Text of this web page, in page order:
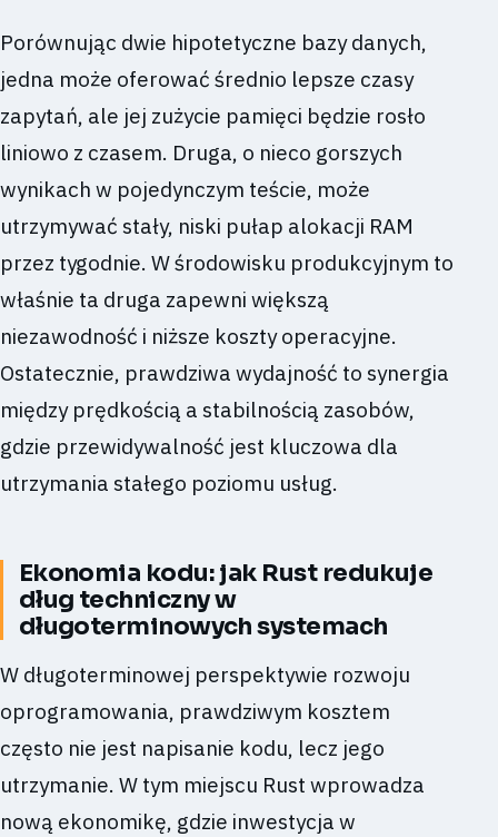
Porównując dwie hipotetyczne bazy danych,
jedna może oferować średnio lepsze czasy
zapytań, ale jej zużycie pamięci będzie rosło
liniowo z czasem. Druga, o nieco gorszych
wynikach w pojedynczym teście, może
utrzymywać stały, niski pułap alokacji RAM
przez tygodnie. W środowisku produkcyjnym to
właśnie ta druga zapewni większą
niezawodność i niższe koszty operacyjne.
Ostatecznie, prawdziwa wydajność to synergia
między prędkością a stabilnością zasobów,
gdzie przewidywalność jest kluczowa dla
utrzymania stałego poziomu usług.
Ekonomia kodu: jak Rust redukuje
dług techniczny w
długoterminowych systemach
W długoterminowej perspektywie rozwoju
oprogramowania, prawdziwym kosztem
często nie jest napisanie kodu, lecz jego
utrzymanie. W tym miejscu Rust wprowadza
nową ekonomikę, gdzie inwestycja w